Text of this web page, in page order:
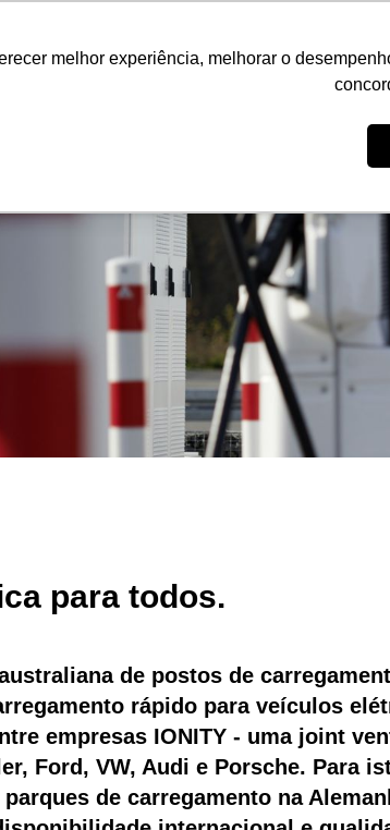
melhor experiência, melhorar o
para todos.
de postos de
rápido para veículos
empresas IONITY - uma joint
Ford, VW, Audi e Porsche. Para
de carregamento na